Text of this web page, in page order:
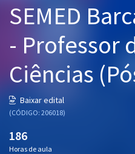
Cursos 20% OFF
Graduação
OAB
SEMED
- Professor
Ciências
Baixar edital
(CÓDIGO: 206018)
186
Horas de aula